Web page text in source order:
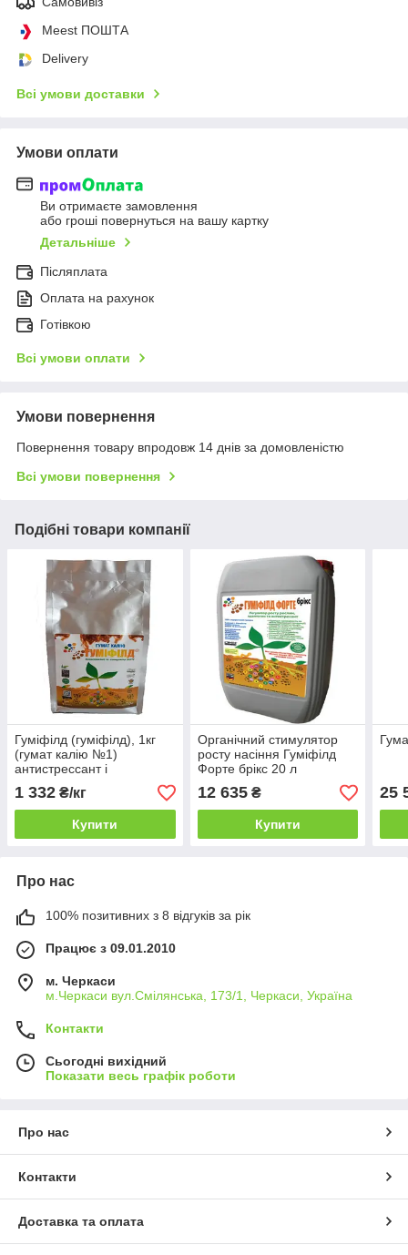
Meest ПОШТА
Delivery
Всі умови доставки
Умови оплати
Ви отримаєте замовлення
або гроші повернуться на вашу картку
Детальніше
Післяплата
Оплата на рахунок
Готівкою
Всі умови оплати
Умови повернення
Повернення товару впродовж 14 днів за домовленістю
Всі умови повернення
Подібні товари компанії
Гуміфілд (гуміфілд), 1кг
(гумат калію №1)
антистрессант і
стимулятор росту,
Німеччина
1 332 ₴/кг
Купити
Органічний стимулятор
росту насіння Гуміфілд
Форте брікс 20 л
12 635₴
Купити
25
Про нас
100% позитивних з 8 відгуків за рік
Працює з 09.01.2010
м. Черкаси
м.Черкаси вул.Смілянська, 173/1, Черкаси, Україна
Контакти
Сьогодні вихідний
Показати весь графік роботи
Про нас
Контакти
Доставка та оплата